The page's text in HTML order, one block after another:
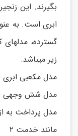
بگیرند. این
ابری است. به
گسترده،
زیر میباشد:
(Jericho Forum, ۲۰۰۹) مدل مکعبی ابری
.(Chang and et. al, ۲۰۱۶) مدل شش وجهی
مانند خدمت ۲